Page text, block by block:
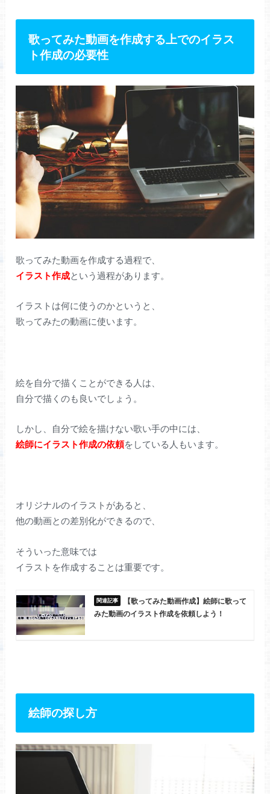
歌ってみた動画を作成する上でのイラス
ト作成の必要性
歌ってみた動画を作成する過程で、
イラスト作成という過程があります。
イラストは何に使うのかというと、
歌ってみたの動画に使います。
絵を自分で描くことができる人は、
自分で描くのも良いでしょう。
しかし、自分で絵を描けない歌い手の中には、
絵師にイラスト作成の依頼をしている人もいます。
オリジナルのイラストがあると、
他の動画との差別化ができるので、
そういった意味では
イラストを作成することは重要です。
【歌ってみた動画作成】絵師に歌って
みた動画のイラスト作成を依頼しよう！
絵師の探し方